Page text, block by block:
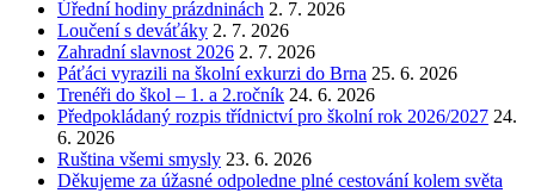
Úřední hodiny prázdninách 2. 7. 2026
Loučení s deváťáky 2. 7. 2026
Zahradní slavnost 2026 2. 7. 2026
Páťáci vyrazili na školní exkurzi do Brna 25. 6. 2026
Trenéři do škol – 1. a 2.ročník 24. 6. 2026
Předpokládaný rozpis třídnictví pro školní rok 2026/2027 24.
6. 2026
Ruština všemi smysly 23. 6. 2026
Děkujeme za úžasné odpoledne plné cestování kolem světa